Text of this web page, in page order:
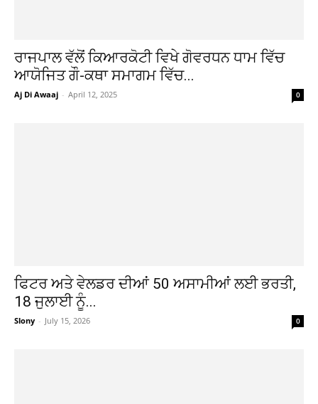
ਰਾਜਪਾਲ ਵੱਲੋਂ ਕਿਆਰਕੋਟੀ ਵਿਖੇ ਗੋਵਰਧਨ ਧਾਮ ਵਿੱਚ
ਆਯੋਜਿਤ ਗੌ-ਕਥਾ ਸਮਾਗਮ ਵਿੱਚ...
Aj Di Awaaj - April 12, 2025 0
ਫਿਟਰ ਅਤੇ ਵੇਲਡਰ ਦੀਆਂ 50 ਅਸਾਮੀਆਂ ਲਈ ਭਰਤੀ,
18 ਜੁਲਾਈ ਨੂੰ...
Slony - July 15, 2026 0